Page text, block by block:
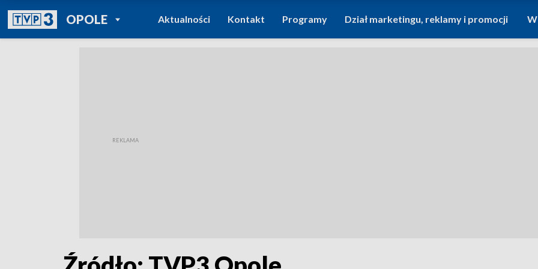
OPOLEPOWRÓT DO
TVP REGIONY
Aktualności Kontakt Programy Dział marketingu, reklamy i promocji